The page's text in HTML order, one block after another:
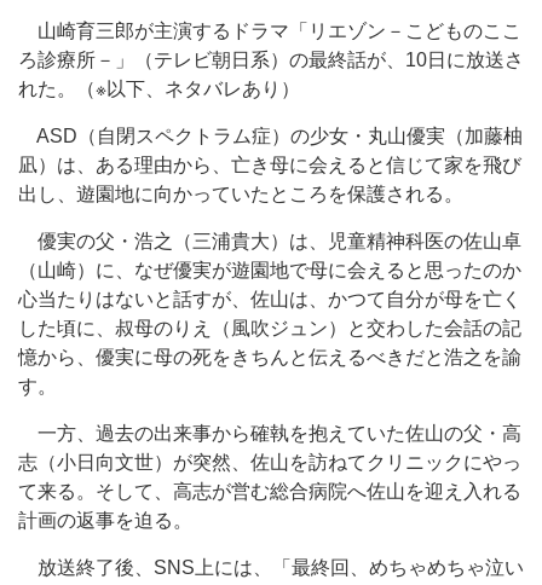
山崎育三郎が主演するドラマ「リエゾン－こどものここ
ろ診療所－」（テレビ朝日系）の最終話が、10日に放送さ
れた。（※以下、ネタバレあり）
ASD（自閉スペクトラム症）の少女・丸山優実（加藤柚
凪）は、ある理由から、亡き母に会えると信じて家を飛び
出し、遊園地に向かっていたところを保護される。
優実の父・浩之（三浦貴大）は、児童精神科医の佐山卓
（山崎）に、なぜ優実が遊園地で母に会えると思ったのか
心当たりはないと話すが、佐山は、かつて自分が母を亡く
した頃に、叔母のりえ（風吹ジュン）と交わした会話の記
憶から、優実に母の死をきちんと伝えるべきだと浩之を諭
す。
一方、過去の出来事から確執を抱えていた佐山の父・高
志（小日向文世）が突然、佐山を訪ねてクリニックにやっ
て来る。そして、高志が営む総合病院へ佐山を迎え入れる
計画の返事を迫る。
放送終了後、SNS上には、「最終回、めちゃめちゃ泣い